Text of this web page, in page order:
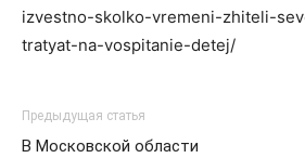
izvestno-skolko-vremeni-zhiteli-
tratyat-na-vospitanie-detej/
Предыдущая статья
В Московской области